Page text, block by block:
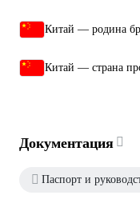
Китай — родина
Китай — страна
Документация
Паспорт и